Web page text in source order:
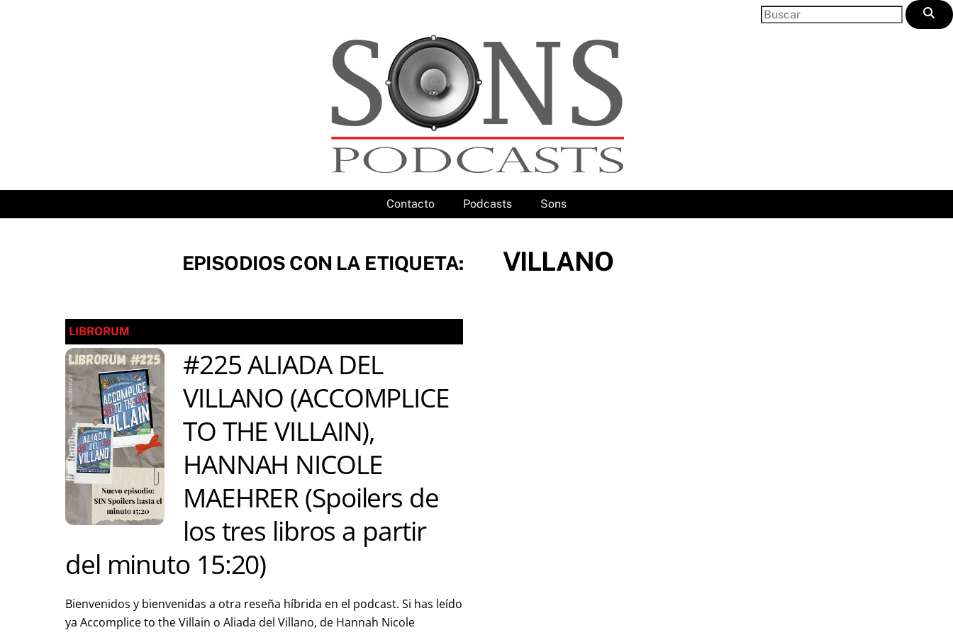
Contacto Podcasts Sons
EPISODIOS CON LA ETIQUETA: VILLANO
LIBRORUM
#225 ALIADA DEL
VILLANO (ACCOMPLICE
TO THE VILLAIN),
HANNAH NICOLE
MAEHRER (Spoilers de
los tres libros a partir
del minuto 15:20)
Bienvenidos y bienvenidas a otra reseña híbrida en el podcast. Si has leído
ya Accomplice to the Villain o Aliada del Villano, de Hannah Nicole